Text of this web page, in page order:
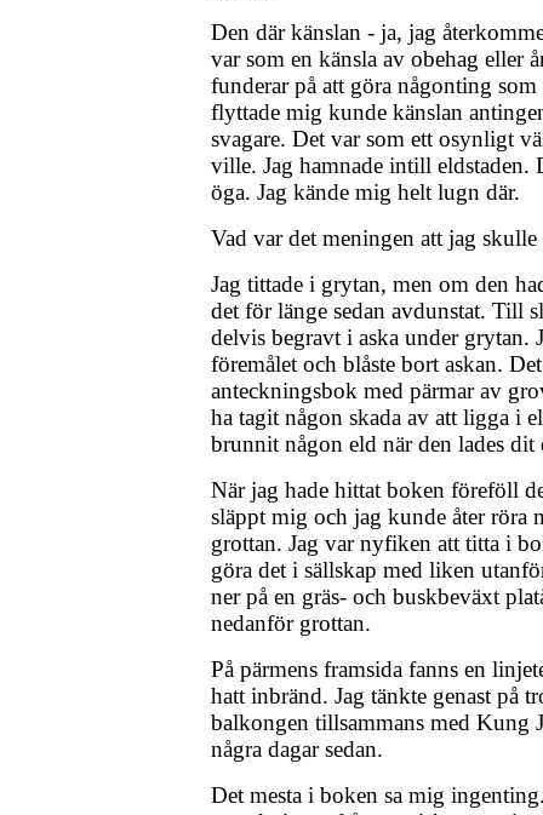
Den där känslan - ja, jag
var som en känsla av obehag eller
funderar på att göra någonting
flyttade mig kunde känslan
svagare. Det var som ett osynligt
ville. Jag hamnade intill eldstaden.
öga. Jag kände mig helt lugn där.
Vad var det meningen att jag skulle
Jag tittade i grytan, men om den
det för länge sedan avdunstat. Till
delvis begravt i aska under grytan.
föremålet och blåste bort askan.
anteckningsbok med pärmar av
ha tagit någon skada av att ligga i
brunnit någon eld när den lades dit
När jag hade hittat boken föreföll
släppt mig och jag kunde åter röra
grottan. Jag var nyfiken att titta i
göra det i sällskap med liken
ner på en gräs- och buskbeväxt
nedanför grottan.
På pärmens framsida fanns en
hatt inbränd. Jag tänkte genast på
balkongen tillsammans med Kung
några dagar sedan.
Det mesta i boken sa mig